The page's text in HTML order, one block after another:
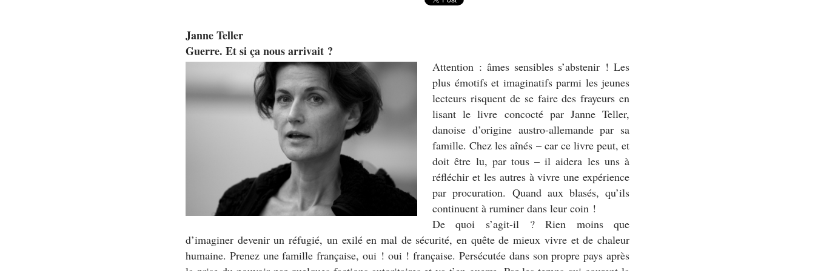
Janne Teller
Guerre. Et si ça nous arrivait ?
Attention : âmes sensibles s’abstenir ! Les
plus émotifs et imaginatifs parmi les jeunes
lecteurs risquent de se faire des frayeurs en
lisant le livre concocté par Janne Teller,
danoise d’origine austro-allemande par sa
famille. Chez les aînés – car ce livre peut, et
doit être lu, par tous – il aidera les uns à
réfléchir et les autres à vivre une expérience
par procuration. Quand aux blasés, qu’ils
continuent à ruminer dans leur coin !
De quoi s’agit-il ? Rien moins que
d’imaginer devenir un réfugié, un exilé en mal de sécurité, en quête de mieux vivre et de chaleur
humaine. Prenez une famille française, oui ! oui ! française. Persécutée dans son propre pays après